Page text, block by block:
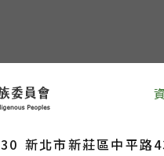
新北市新莊區中平